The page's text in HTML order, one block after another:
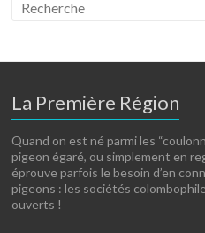
La Première Région
Quand on est né parmi les
pigeon égaré, ou simplement en
éprouve parfois le besoin d’en
pigeons : les sociétés
ouverts !